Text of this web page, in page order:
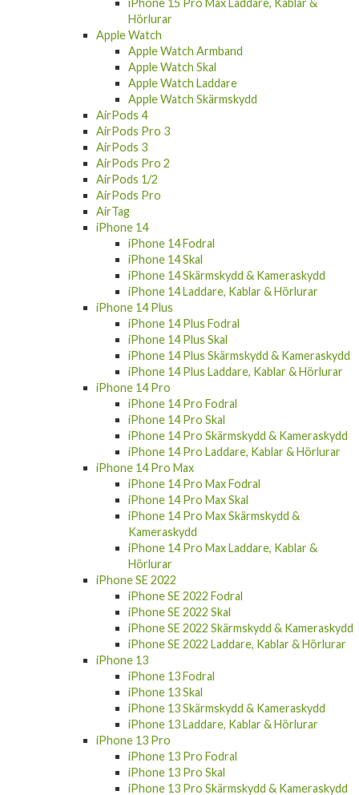
Hörlurar
Apple Watch
Apple Watch Armband
Apple Watch Skal
Apple Watch Laddare
Apple Watch Skärmskydd
AirPods 4
AirPods Pro 3
AirPods 3
AirPods Pro 2
AirPods 1/2
AirPods Pro
AirTag
iPhone 14
iPhone 14 Fodral
iPhone 14 Skal
iPhone 14 Skärmskydd & Kameraskydd
iPhone 14 Laddare, Kablar & Hörlurar
iPhone 14 Plus
iPhone 14 Plus Fodral
iPhone 14 Plus Skal
iPhone 14 Plus Skärmskydd & Kameraskydd
iPhone 14 Plus Laddare, Kablar & Hörlurar
iPhone 14 Pro
iPhone 14 Pro Fodral
iPhone 14 Pro Skal
iPhone 14 Pro Skärmskydd & Kameraskydd
iPhone 14 Pro Laddare, Kablar & Hörlurar
iPhone 14 Pro Max
iPhone 14 Pro Max Fodral
iPhone 14 Pro Max Skal
iPhone 14 Pro Max Skärmskydd &
Kameraskydd
iPhone 14 Pro Max Laddare, Kablar &
Hörlurar
iPhone SE 2022
iPhone SE 2022 Fodral
iPhone SE 2022 Skal
iPhone SE 2022 Skärmskydd & Kameraskydd
iPhone SE 2022 Laddare, Kablar & Hörlurar
iPhone 13
iPhone 13 Fodral
iPhone 13 Skal
iPhone 13 Skärmskydd & Kameraskydd
iPhone 13 Laddare, Kablar & Hörlurar
iPhone 13 Pro
iPhone 13 Pro Fodral
iPhone 13 Pro Skal
iPhone 13 Pro Skärmskydd & Kameraskydd